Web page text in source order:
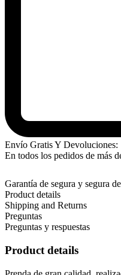
Envío Gratis Y Devoluciones:
En todos los pedidos de más
Garantía de segura y segura
Product details
Shipping and Returns
Preguntas
Preguntas y respuestas
Product details